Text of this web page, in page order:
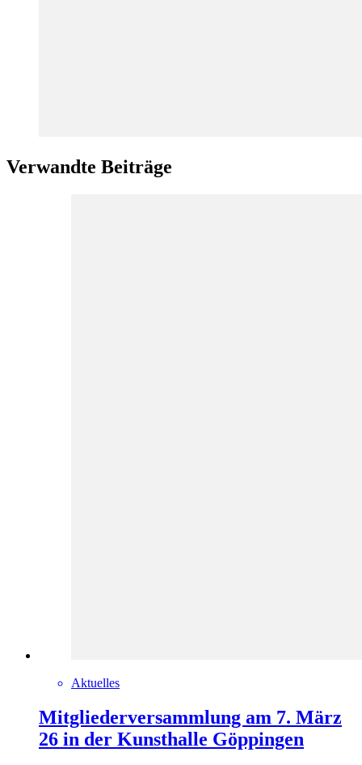
Verwandte Beiträge
Aktuelles
Mitgliederversammlung am 7. März
26 in der Kunsthalle Göppingen